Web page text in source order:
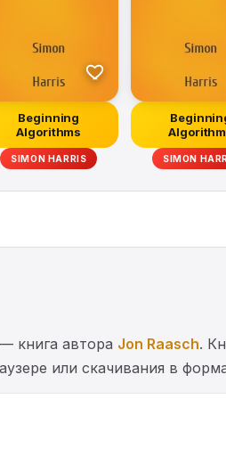
Beginning
Algorithms
SIMON HARRIS SIMON
книга автора Jon Raasch.
или скачивания в